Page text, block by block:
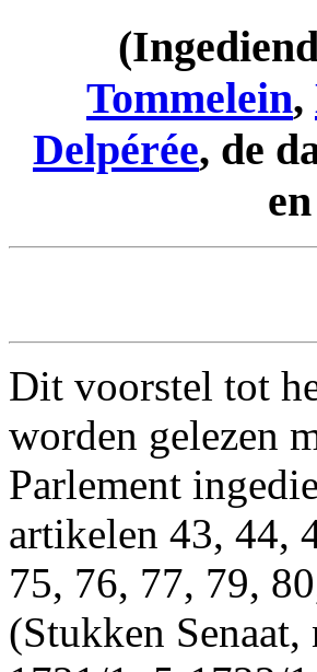
Tommelein,
Delpérée, de
Dit voorstel tot
worden gelezen
Parlement
artikelen 43, 44,
75, 76, 77, 79,
(Stukken